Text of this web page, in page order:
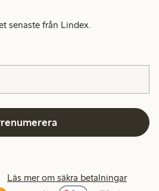
senaste från Lindex.
Läs mer om säkra betalningar